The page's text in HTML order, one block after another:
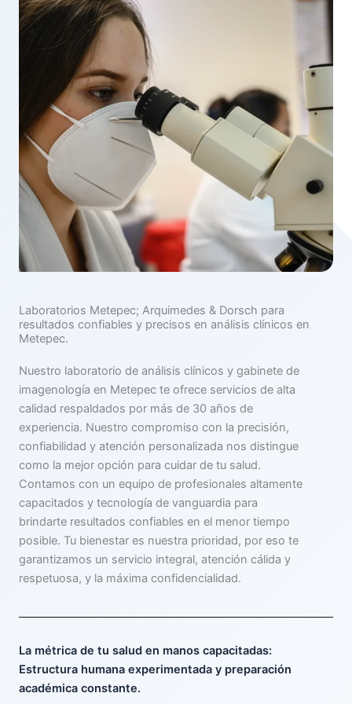
Laboratorios Metepec; Arquimedes & Dorsch para
resultados confiables y precisos en análisis clínicos en
Metepec.
Nuestro laboratorio de análisis clínicos y gabinete de
imagenología en Metepec te ofrece servicios de alta
calidad respaldados por más de 30 años de
experiencia. Nuestro compromiso con la precisión,
confiabilidad y atención personalizada nos distingue
como la mejor opción para cuidar de tu salud.
Contamos con un equipo de profesionales altamente
capacitados y tecnología de vanguardia para
brindarte resultados confiables en el menor tiempo
posible. Tu bienestar es nuestra prioridad, por eso te
garantizamos un servicio integral, atención cálida y
respetuosa, y la máxima confidencialidad.
La métrica de tu salud en manos capacitadas:
Estructura humana experimentada y preparación
académica constante.